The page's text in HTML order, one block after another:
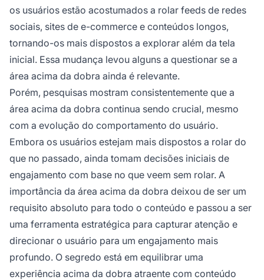
os usuários estão acostumados a rolar feeds de redes
sociais, sites de e-commerce e conteúdos longos,
tornando-os mais dispostos a explorar além da tela
inicial. Essa mudança levou alguns a questionar se a
área acima da dobra ainda é relevante.
Porém, pesquisas mostram consistentemente que a
área acima da dobra continua sendo crucial, mesmo
com a evolução do comportamento do usuário.
Embora os usuários estejam mais dispostos a rolar do
que no passado, ainda tomam decisões iniciais de
engajamento com base no que veem sem rolar. A
importância da área acima da dobra deixou de ser um
requisito absoluto para todo o conteúdo e passou a ser
uma ferramenta estratégica para capturar atenção e
direcionar o usuário para um engajamento mais
profundo. O segredo está em equilibrar uma
experiência acima da dobra atraente com conteúdo